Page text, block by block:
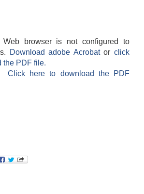
Web browser is not configured to
Download adobe Acrobatorclick
the PDF file.
Click here to download the PDF